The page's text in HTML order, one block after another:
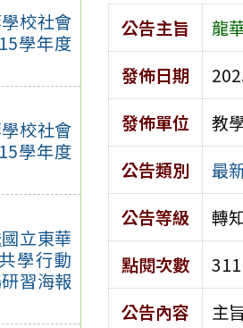
校社會
學年度
校社會
學年度
立東華
學行動
習海報
公告主旨
龍
發佈日期
發佈單位
教
公告類別
最
公告等級
轉
點閱次數
311
公告內容
主